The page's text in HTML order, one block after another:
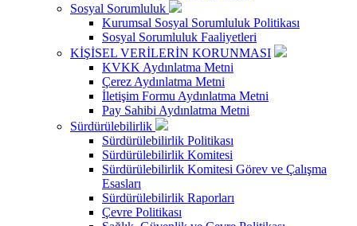
Sosyal Sorumluluk
Kurumsal Sosyal Sorumluluk Politikası
Sosyal Sorumluluk Faaliyetleri
KİŞİSEL VERİLERİN KORUNMASI
KVKK Aydınlatma Metni
Çerez Aydınlatma Metni
İletişim Formu Aydınlatma Metni
Pay Sahibi Aydınlatma Metni
Sürdürülebilirlik
Sürdürülebilirlik Politikası
Sürdürülebilirlik Komitesi
Sürdürülebilirlik Komitesi Görev ve Çalışma
Esasları
Sürdürülebilirlik Raporları
Çevre Politikası